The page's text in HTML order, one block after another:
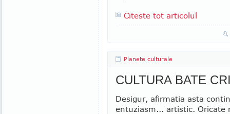
Citeste tot articolul
Planete culturale
CULTURA BATE
Desigur, afirmatia asta
entuziasm... artistic. Oricate